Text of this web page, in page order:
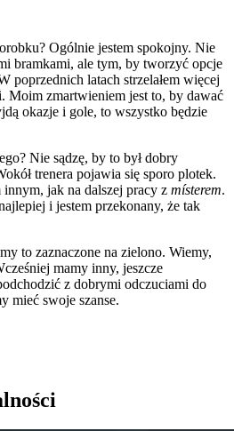
Ogólnie jestem spokojny. Nie
bramkami, ale tym, by tworzyć opcje
poprzednich latach strzelałem więcej
Moim zmartwieniem jest to, by dawać
okazje i gole, to wszystko będzie
Nie sądzę, by to był dobry
trenera pojawia się sporo plotek.
jak na dalszej pracy z místerem.
i jestem przekonany, że tak
to zaznaczone na zielono. Wiemy,
mamy inny, jeszcze
z dobrymi odczuciami do
mieć swoje szanse.